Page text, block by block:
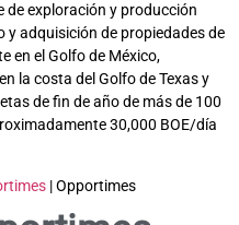
de exploración y producción
y adquisición de propiedades de
en el Golfo de México,
la costa del Golfo de Texas y
de fin de año de más de 100
30,000 BOE/día
| Opportimes